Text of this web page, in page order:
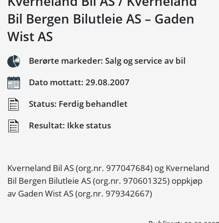
Bil Bergen Bilutleie AS – Gaden
Wist AS
Berørte markeder: Salg og service av bil
Dato mottatt: 29.08.2007
Status: Ferdig behandlet
Resultat: Ikke status
Kverneland Bil AS (org.nr. 977047684) og Kverneland
Bil Bergen Bilutleie AS (org.nr. 970601325) oppkjøp
av Gaden Wist AS (org.nr. 979342667)